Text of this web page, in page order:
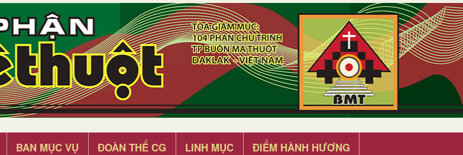
BAN MỤC VỤ ĐOÀN THỂ CG LINH MỤC ĐIỂM HÀNH HƯƠNG